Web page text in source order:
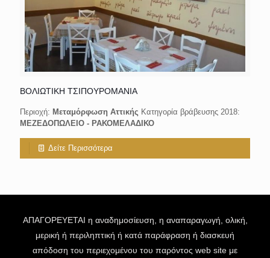
ΒΟΛΙΩΤΙΚΗ ΤΣΙΠΟΥΡΟΜΑΝΙΑ
Περιοχή: Μεταμόρφωση Αττικής Κατηγορία βράβευσης 2018:
ΜΕΖΕΔΟΠΩΛΕΙΟ - ΡΑΚΟΜΕΛΑΔΙΚΟ
Δείτε Περισσότερα
ΑΠΑΓΟΡΕΥΕΤΑΙ η αναδημοσίευση, η αναπαραγωγή, ολική,
μερική ή περιληπτική ή κατά παράφραση ή διασκευή
απόδοση του περιεχομένου του παρόντος web site με